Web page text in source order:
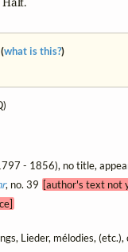
what is this?)
- 1856), no title,
, no. 39 [author's text not
Lieder, mélodies, (etc.),